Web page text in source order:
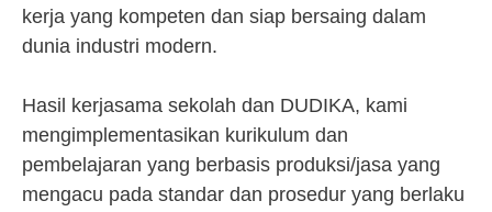
kerja yang kompeten dan siap bersaing dalam
dunia industri modern.
Hasil kerjasama sekolah dan DUDIKA, kami
mengimplementasikan kurikulum dan
pembelajaran yang berbasis produksi/jasa yang
mengacu pada standar dan prosedur yang berlaku